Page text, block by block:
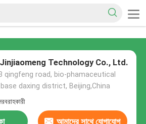
Technology Co., Ltd.
qingfeng road, bio-phamaceutical
daxing district, Beijing,China
আমাদের সাথে যোগাযোগ